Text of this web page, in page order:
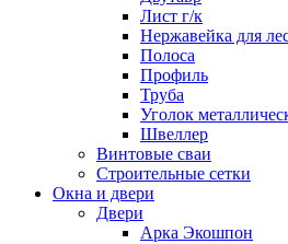
Лист г/к
Нержавейка для
Полоса
Профиль
Труба
Уголок
Швеллер
Винтовые сваи
Строительные сетки
Окна и двери
Двери
Арка Экошпон